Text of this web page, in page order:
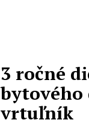
3 ročné
bytového
vrtuľník